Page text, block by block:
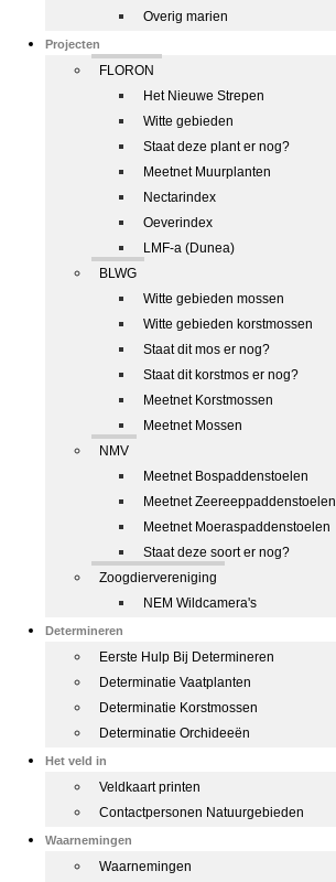
Overig marien
Projecten
FLORON
Het Nieuwe Strepen
Witte gebieden
Staat deze plant er nog?
Meetnet Muurplanten
Nectarindex
Oeverindex
LMF-a (Dunea)
BLWG
Witte gebieden mossen
Witte gebieden korstmossen
Staat dit mos er nog?
Staat dit korstmos er nog?
Meetnet Korstmossen
Meetnet Mossen
NMV
Meetnet Bospaddenstoelen
Meetnet Zeereeppaddenstoelen
Meetnet Moeraspaddenstoelen
Staat deze soort er nog?
Zoogdiervereniging
NEM Wildcamera's
Determineren
Eerste Hulp Bij Determineren
Determinatie Vaatplanten
Determinatie Korstmossen
Determinatie Orchideeën
Het veld in
Veldkaart printen
Contactpersonen Natuurgebieden
Waarnemingen
Waarnemingen